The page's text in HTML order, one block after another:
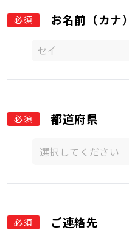
必須 お名前（カナ）
必須 都道府県
必須 ご連絡先